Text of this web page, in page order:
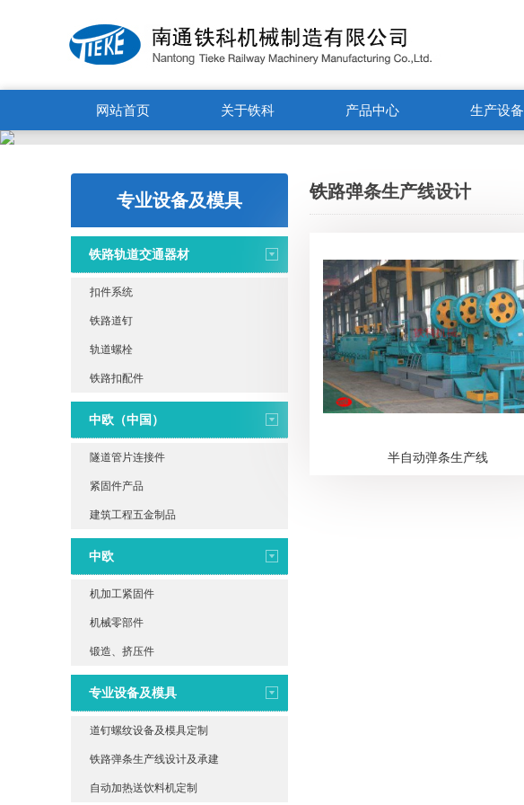
网站首页 关于铁科 产品中心 生产设备
专业设备及模具
铁路轨道交通器材
扣件系统
铁路道钉
轨道螺栓
铁路扣配件
中欧（中国）
隧道管片连接件
紧固件产品
建筑工程五金制品
中欧
机加工紧固件
机械零部件
锻造、挤压件
专业设备及模具
道钉螺纹设备及模具定制
铁路弹条生产线设计及承建
自动加热送饮料机定制
铁路弹条生产线设计
半自动弹条生产线